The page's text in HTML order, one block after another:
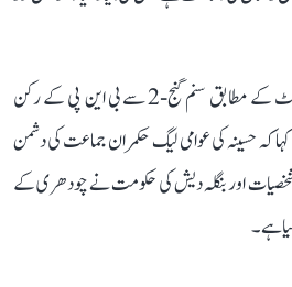
ڈھاکہ کے پرتھم الو کی ایک رپورٹ کے مطابق سنم گنج-2 سے بی این پی کے رکن
کہ حسینہ کی عوامی لیگ حکمران جماعت کی دشمن
شخصیات اور بنگلہ دیش کی حکومت نے چودھری کے
ہے۔